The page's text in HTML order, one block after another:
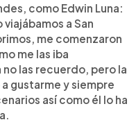
como Edwin Luna:
a San
me comenzaron
me las iba
las recuerdo, pero la
gustarme y siempre
así como él lo ha